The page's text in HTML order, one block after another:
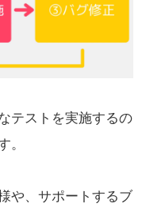
テストを実施するの
や、サポートするブ